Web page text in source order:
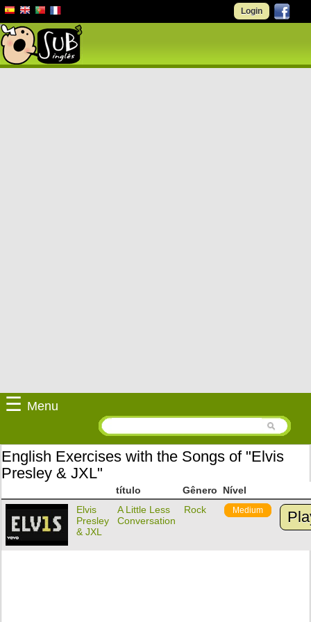
Login
☰ Menu
English Exercises with the Songs of "Elvis
Presley & JXL"
título Gênero
Nível
Elvis
Presley
& JXL
A Little Less
Conversation
Rock Medium